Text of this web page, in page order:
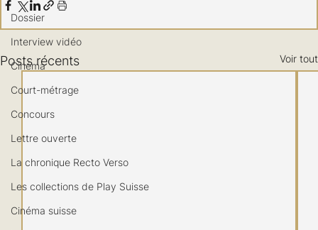
Dossier
Interview vidéo
Cinéma
Court-métrage
Concours
Lettre ouverte
La chronique Recto Verso
Les collections de Play Suisse
Cinéma suisse
Posts récents Voir tout